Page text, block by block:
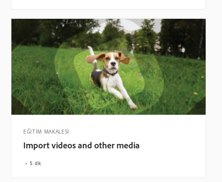
EĞİTİM MAKALESİ
Import videos and other media
5 dk